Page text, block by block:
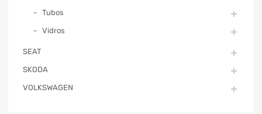
Tubos
Vidros
SEAT
SKODA
VOLKSWAGEN